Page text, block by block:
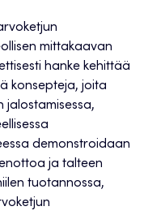
mittakaavan
hanke kehittää
konsepteja, joita
demonstroidaan
ja talteen
tuotannossa,